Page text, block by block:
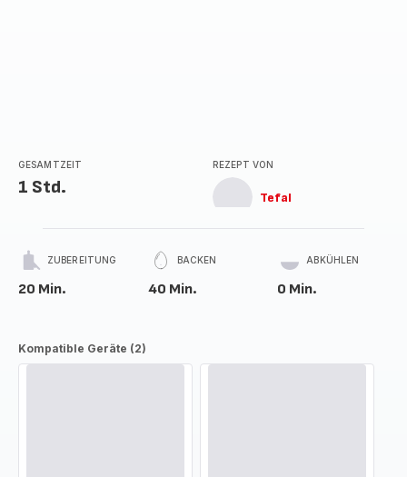
GESAMTZEIT
1 Std.
REZEPT VON
Tefal
ZUBEREITUNG
20 Min.
BACKEN
40 Min.
ABKÜHLEN
0 Min.
Kompatible Geräte (2)